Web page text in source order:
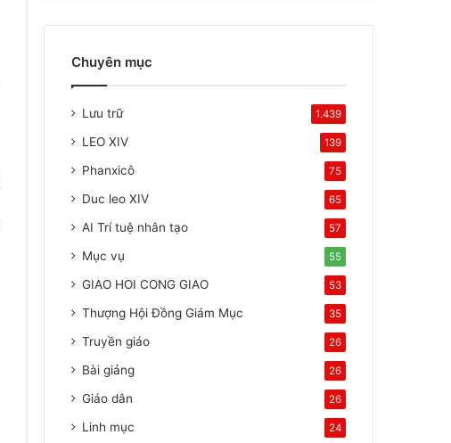
Chuyên mục
Lưu trữ 1.439
LEO XIV 139
Phanxicô 75
Duc leo XIV 65
AI Trí tuệ nhân tạo 57
Mục vụ 55
GIAO HOI CONG GIAO 53
Thượng Hội Đồng Giám Mục 35
Truyền giáo 26
Bài giảng 26
Giáo dân 26
Linh mục 24